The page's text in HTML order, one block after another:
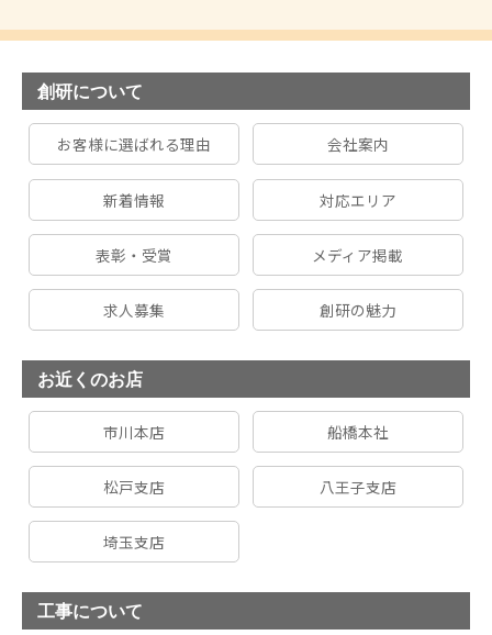
創研について
お客様に選ばれる理由 会社案内
新着情報 対応エリア
表彰・受賞 メディア掲載
求人募集 創研の魅力
お近くのお店
市川本店 船橋本社
松戸支店 八王子支店
埼玉支店
工事について